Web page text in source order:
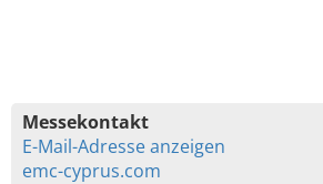
Messekontakt
E-Mail-Adresse anzeigen
emc-cyprus.com